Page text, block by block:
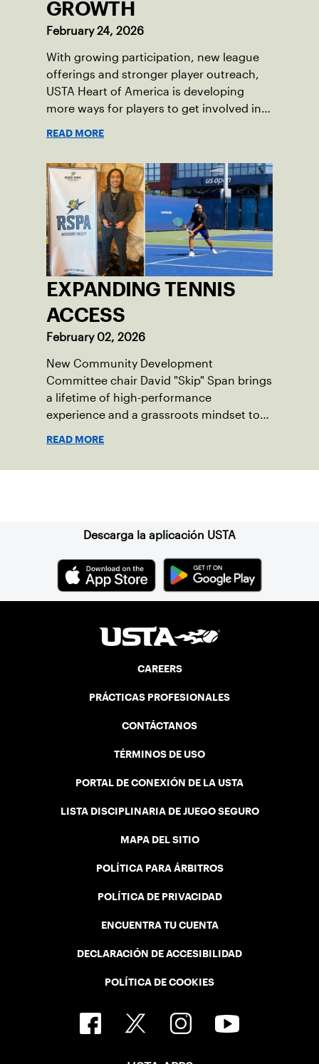
GROWTH
February 24, 2026
With growing participation, new league
offerings and stronger player outreach,
USTA Heart of America is developing
more ways for players to get involved in
READ MORE
EXPANDING TENNIS
ACCESS
February 02, 2026
New Community Development
Committee chair David "Skip" Span brings
a lifetime of high-performance
experience and a grassroots mindset to
READ MORE
Descarga la aplicación USTA
CAREERS
PRÁCTICAS PROFESIONALES
CONTÁCTANOS
TÉRMINOS DE USO
PORTAL DE CONEXIÓN DE LA USTA
LISTA DISCIPLINARIA DE JUEGO SEGURO
MAPA DEL SITIO
POLÍTICA PARA ÁRBITROS
POLÍTICA DE PRIVACIDAD
ENCUENTRA TU CUENTA
DECLARACIÓN DE ACCESIBILIDAD
POLÍTICA DE COOKIES